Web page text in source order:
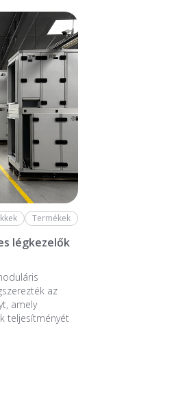
Termékek
légkezelők
az
amely
teljesítményét